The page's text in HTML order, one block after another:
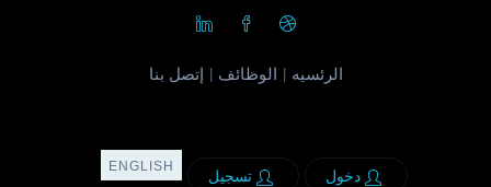
الرئسيه الوظائف إتصل بنا
دخول تسجيل
ENGLISH